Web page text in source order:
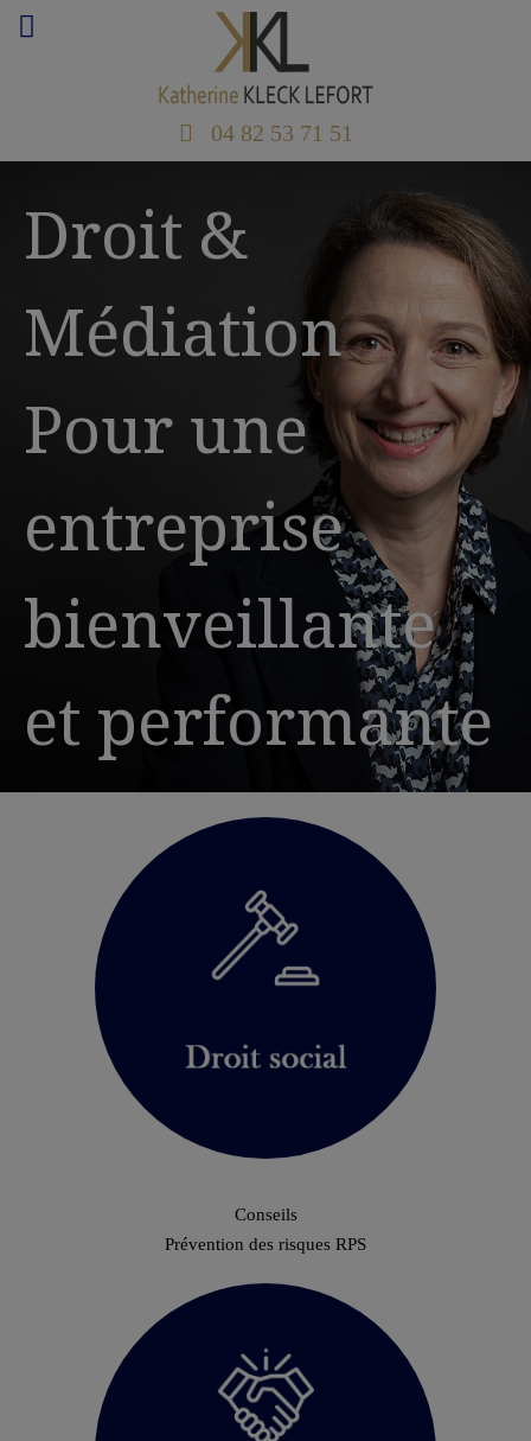
04 82 53 71 51
Droit &
Médiation
Pour une
entreprise
bienveillante
et performante
Conseils
Prévention des risques RPS